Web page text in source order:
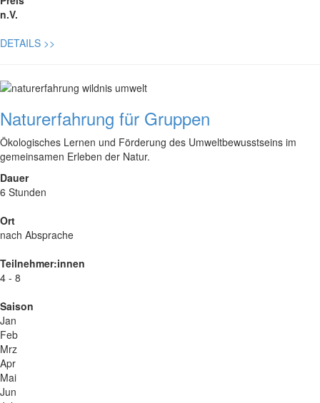
n.V.
DETAILS >>
Naturerfahrung für Gruppen
Ökologisches Lernen und Förderung des Umweltbewusstseins im
gemeinsamen Erleben der Natur.
Dauer
6 Stunden
Ort
nach Absprache
Teilnehmer:innen
4 - 8
Saison
Jan
Feb
Mrz
Apr
Mai
Jun